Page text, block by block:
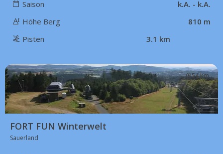
Saison
k.A. - k.A.
Höhe Berg
810 m
Pisten
3.1 km
54 km
FORT FUN Winterwelt
Sauerland